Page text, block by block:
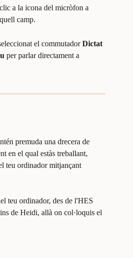
a la icona del micròfon a
camp.
el commutador Dictat
per parlar directament a
premuda una drecera de
en el qual estàs treballant,
teu ordinador mitjançant
teu ordinador, des de l'HES
de Heidi, allà on col·loquis el